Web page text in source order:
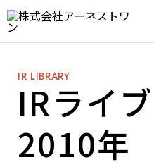
IR LIBRARY
IRライ
2010年